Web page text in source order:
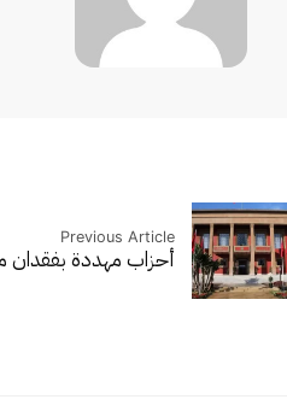
Previous Article
أحزاب مهددة بفقدان